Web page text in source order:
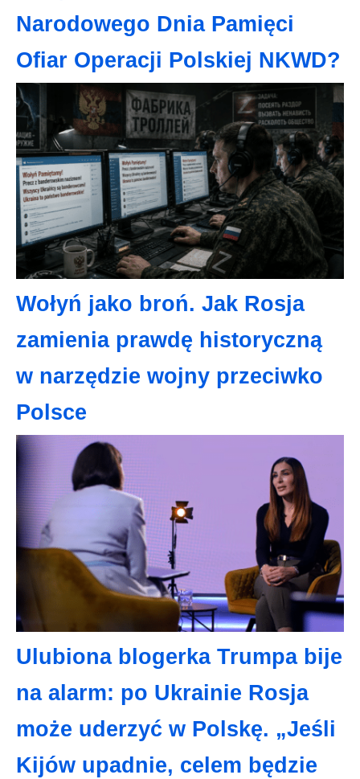
Narodowego Dnia Pamięci
Ofiar Operacji Polskiej NKWD?
Wołyń jako broń. Jak Rosja
zamienia prawdę historyczną
w narzędzie wojny przeciwko
Polsce
Ulubiona blogerka Trumpa bije
na alarm: po Ukrainie Rosja
może uderzyć w Polskę. „Jeśli
Kijów upadnie, celem będzie